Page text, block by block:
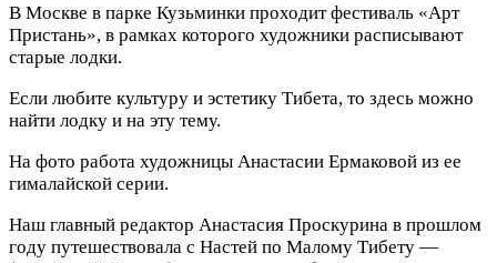
В Москве в парке Кузьминки проходит фестиваль «Арт
Пристань», в рамках которого художники расписывают
старые лодки.
Если любите культуру и эстетику Тибета, то здесь можно
найти лодку и на эту тему.
На фото работа художницы Анастасии Ермаковой из ее
гималайской серии.
Наш главный редактор Анастасия Проскурина в прошлом
году путешествовала с Настей по Малому Тибету —